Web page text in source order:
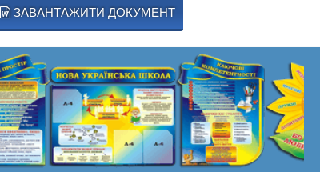
ЗАВАНТАЖИТИ ДОКУМЕНТ